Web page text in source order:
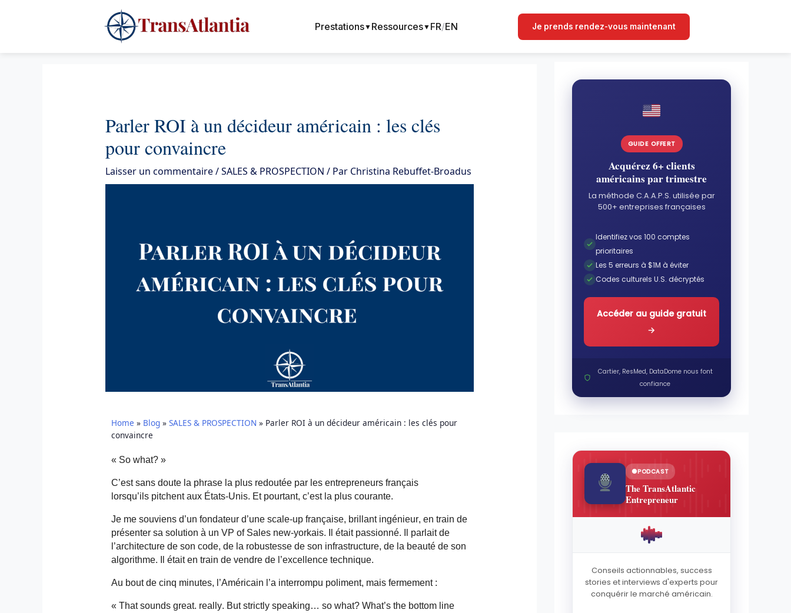
Prestations▼ Ressources▼ FR/EN Je prends rendez-vous maintenant
Parler ROI à un décideur américain : les clés
pour convaincre
Laisser un commentaire/SALES & PROSPECTION / Par Christina Rebuffet-Broadus
Home » Blog» SALES & PROSPECTION » Parler ROI à un décideur américain : les clés pour
convaincre
« So what? »
C’est sans doute la phrase la plus redoutée par les entrepreneurs français
lorsqu’ils pitchentaux États-Unis. Et pourtant, c’est la plus courante.
Je me souviens d’un fondateur d’une scale-up française, brillant ingénieur, en train de
présenter sa solution à un VP of Sales new-yorkais. Il était passionné. Il parlait de
l’architecture de son code, de la robustesse de son infrastructure, de la beauté de son
algorithme. Il était en train de vendre de l’excellence technique.
Au bout de cinq minutes, l’Américain l’a interrompu poliment, mais fermement :
« Thatsounds great. really. Butstrictly speaking… so what? What’sthe bottomline
GUIDE OFFERT
Acquérez 6+ clients
américains par trimestre
La méthode C.A.A.P.S. utilisée par
500+ entreprises françaises
Identifiez vos 100 comptes
prioritaires
Les 5 erreurs à $1M à éviter
Codes culturels U.S. décryptés
Accéder au guide gratuit
→
Cartier, ResMed, DataDome nous font
confiance
PODCAST
The TransAtlantic
Entrepreneur
Conseils actionnables, success
stories et interviews d'experts pour
conquérir le marché américain.